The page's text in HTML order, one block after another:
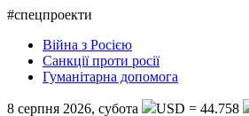
#спецпроекти
Війна з Росією
Санкції проти росії
Гуманітарна допомога
8 серпня 2026, субота USD = 44.758